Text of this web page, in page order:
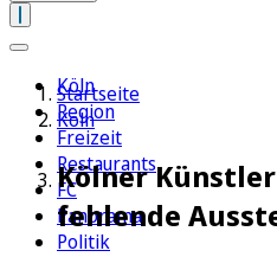
Köln
Region
Freizeit
Restaurants
FC
Panorama
Politik
Startseite
Köln
Kölner
fehlende